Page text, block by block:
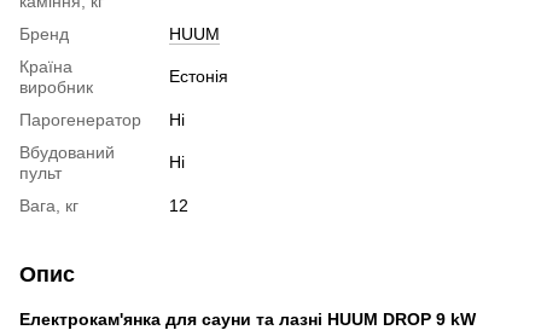
Бренд
HUUM
Країна
виробник
Естонія
Парогенератор
Ні
Вбудований
пульт
Ні
Вага, кг 12
Опис
Електрокам'янка для сауни та лазні HUUM DROP 9 kW